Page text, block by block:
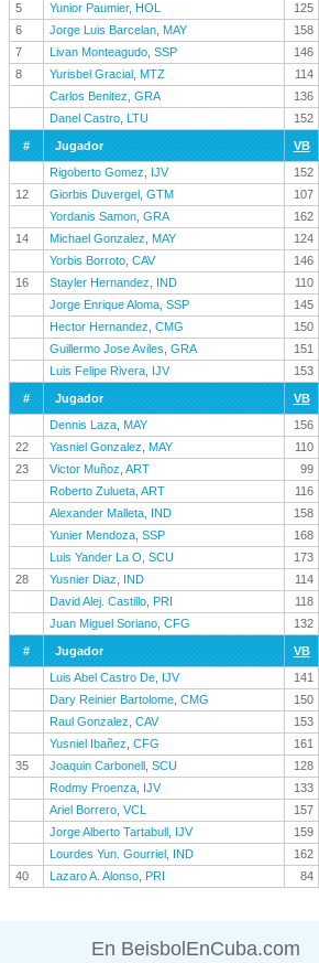
5
Yunior Paumier, HOL 125
6
Jorge Luis Barcelan MAY 158
7
Livan Monteagudo SSP 146
8
Yurisbel Gracial MTZ 114
Carlos Benitez GRA 136
Danel Castro LTU 152
# Jugador VB
Rigoberto Gomez
IJV 152
12
Giorbis Duvergel GTM 107
Yordanis Samon GRA 162
14
Michael Gonzalez MAY 124
Yorbis Borroto CAV 146
16
Stayler Hernandez IND 110
Jorge Enrique Aloma SSP 145
Hector Hernandez CMG 150
Guillermo Jose Aviles GRA 151
Luis Felipe Rivera IJV 153
# Jugador VB
Dennis Laza MAY 156
22
Yasniel Gonzalez MAY 110
23
Victor Muñoz ART 99
Roberto Zulueta ART 116
Alexander Malleta IND 158
Yunier Mendoza SSP 168
Luis Yander La O SCU 173
28
Yusnier Diaz IND 114
David Alej. Castillo PRI 118
Juan Miguel Soriano CFG 132
# Jugador VB
Luis Abel Castro De IJV 141
Dary Reinier Bartolome CMG 150
Raul Gonzalez CAV 153
Yusniel Ibañez CFG 161
35
Joaquin Carbonell SCU 128
Rodmy Proenza IJV 133
Ariel Borrero VCL 157
Jorge Alberto Tartabull IJV 159
Lourdes Yun. Gourriel IND 162
40
Lazaro A. Alonso PRI 84
En BeisbolEnCuba.com